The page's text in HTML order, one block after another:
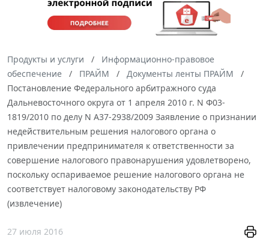
Продукты и услуги
Информационно-правовое
обеспечение
ПРАЙМ
Документы ленты ПРАЙМ
Постановление Федерального арбитражного суда
Дальневосточного округа от 1 апреля 2010 г. N Ф03-
1819/2010 по делу N А37-2938/2009 Заявление о признании
недействительным решения налогового органа о
привлечении предпринимателя к ответственности за
совершение налогового правонарушения удовлетворено,
поскольку оспариваемое решение налогового органа не
соответствует налоговому законодательству РФ
(извлечение)
27 июля 2016